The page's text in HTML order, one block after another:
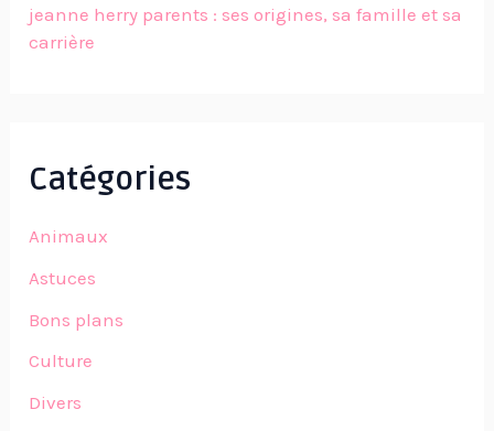
jeanne herry parents : ses origines, sa famille et sa
carrière
Catégories
Animaux
Astuces
Bons plans
Culture
Divers